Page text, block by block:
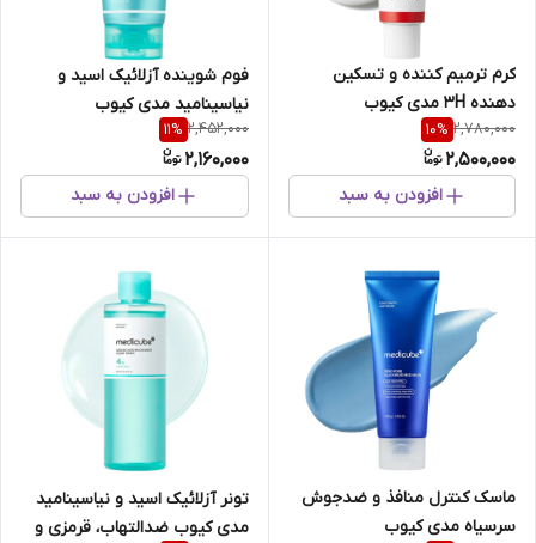
کرم ترمیم کننده و تسکین
دهنده 3H مدی کیوب
2,780,000
10%
2,500,000
افزودن به سبد
فوم شوینده آزلائیک اسید و
نیاسینامید مدی کیوب
2,452,000
11%
2,160,000
افزودن به سبد
ماسک کنترل منافذ و ضدجوش
سرسیاه مدی کیوب
تونر آزلائیک اسید و نیاسینامید
مدی کیوب ضدالتهاب، قرمزی و